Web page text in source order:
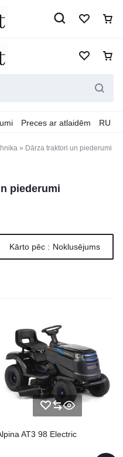
Preces ar atlaidēm RU
» Dārza traktori un piederumi
piederumi
Kārto pēc : Noklusējums
AT3 98 Electric